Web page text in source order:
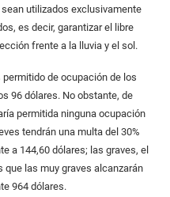
utilizados exclusivamente
es decir, garantizar el libre
frente a la lluvia y el sol.
de ocupación de los
96 dólares. No obstante, de
permitida ninguna ocupación
tendrán una multa del 30%
a 144,60 dólares; las graves, el
que las muy graves alcanzarán
964 dólares.